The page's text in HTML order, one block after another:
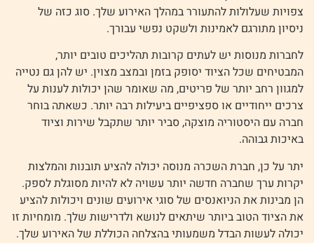
צפויות שעלולות להתעורר במהלך האירוע שלך. סוג כזה של
ניסיון מתורגם לאמינות ולשקט נפשי עבורך.
לחברות מנוסות יש לעתים קרובות תהליכים טובים יותר,
המבטיחים שכל הציוד יסופק בזמן ובמצב מצוין. יש להן גם נטייה
למגוון רחב יותר של פריטים, מה שאומר שהן יכולות לענות על
צרכים ייחודיים או ספציפיים ביעילות רבה יותר. כשאתה בוחר
חברה עם היסטוריה מוצקה, סביר יותר שתקבל שירות וציוד
באיכות גבוהה.
יתר על כן, חברת השכרה מנוסה יכולה להציע תובנות והמלצות
יקרות ערך שחברה חדשה יותר עשויה לא להיות מסוגלת לספק.
הן מבינות את הניואנסים של סוגי אירועים שונים ויכולות להציע
את הציוד הטוב ביותר שיתאים לנושא ולדרישות שלך. מומחיות זו
יכולה לעשות הבדל משמעותי בהצלחה הכוללת של האירוע שלך.